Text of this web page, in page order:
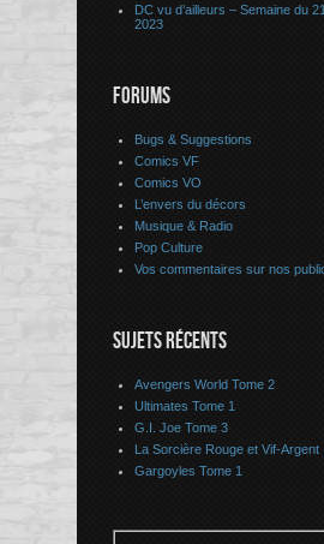
DC vu d’ailleurs – Semaine du
2023
FORUMS
Bugs & Suggestions
Comics VF
Comics VO
L’envers du décors
Musique & Radio
Pop Culture
Vos commentaires sur nos
SUJETS RÉCENTS
Avengers World Tome 2
Ultimates Tome 1
G.I. Joe Tome 3
La Sorcière Rouge et Vif-Argent
Gargoyles Tome 1